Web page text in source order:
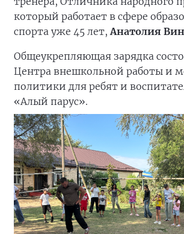
который работает в сфере
спорта уже 45 лет, Анатолия
Общеукрепляющая зарядка
Центра внешкольной работы и
политики для ребят и
«Алый парус».